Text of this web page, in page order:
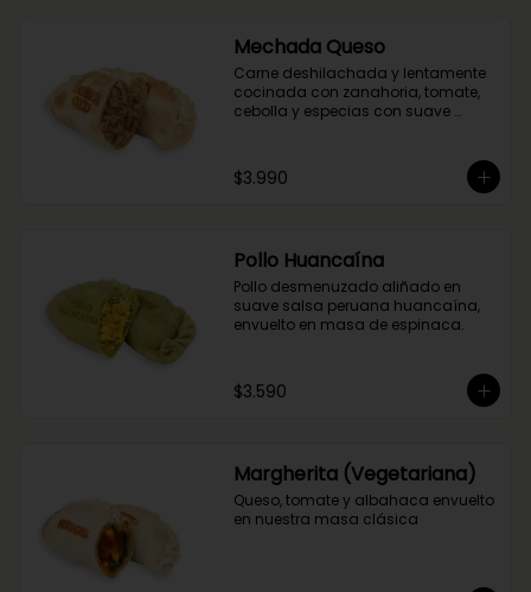
Mechada Queso
Carne deshilachada y lentamente
cocinada con zanahoria, tomate,
cebolla y especias con suave
$3.990
Pollo Huancaína
Pollo desmenuzado aliñado en
suave salsa peruana huancaína,
envuelto en masa de espinaca.
$3.590
Margherita (Vegetariana)
Queso, tomate y albahaca envuelto
en nuestra masa clásica